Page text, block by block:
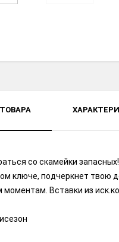
со скамейки
ключе, подчеркнет твою
Вставки из